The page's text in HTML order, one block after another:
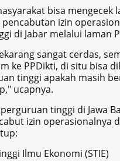
bisa mengecek
izin
di Jabar melalui laman
sangat cerdas,
ke PPDikti, di situ bisa
tinggi apakah masih
ucapnya.
tinggi di Jawa
izin operasionalnya
Ilmu Ekonomi (STIE)